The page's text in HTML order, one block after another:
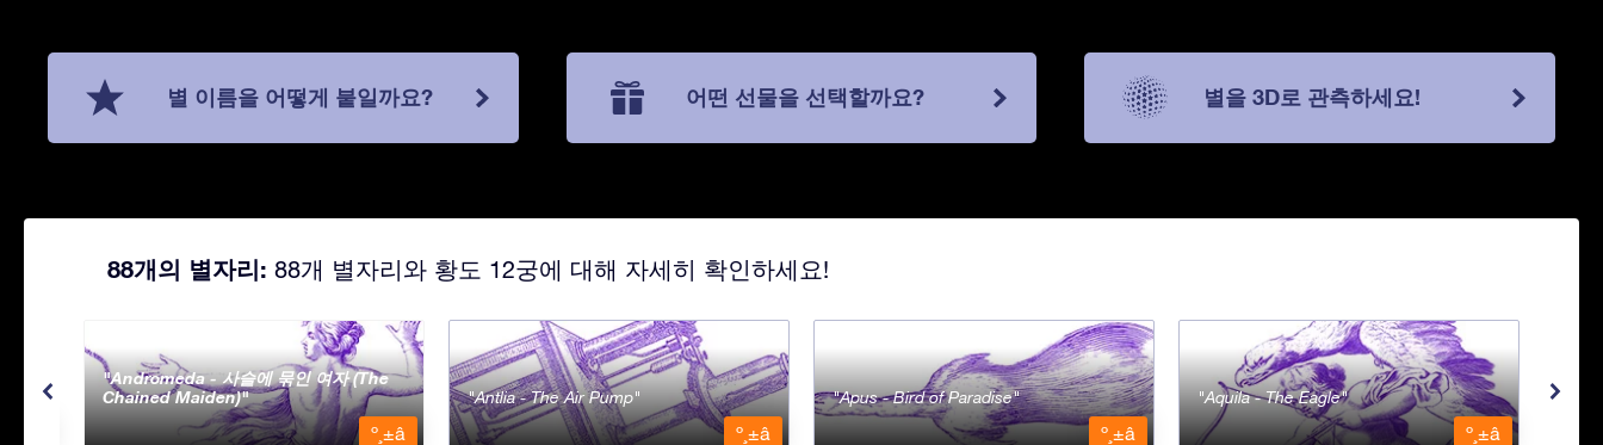
별 이름을 어떻게 붙일까요? 어떤 선물을 선택할까요? 별을 3D로 관측하세요!
88개의 별자리: 88개 별자리와 황도 12궁에 대해 자세히 확인하세요!
Andromeda - 사슬에 묶인 여자 (The
Chained Maiden)
º¸±â
Antlia - The Air Pump
º¸±â
Apus - Bird of Paradise
º¸±â
Aquila - The Eagle
º¸±â